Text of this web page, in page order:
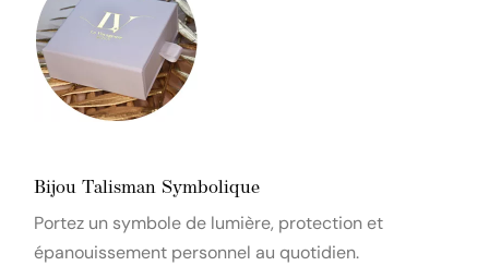
Bijou Talisman Symbolique
Portez un symbole de lumière, protection et
épanouissement personnel au quotidien.